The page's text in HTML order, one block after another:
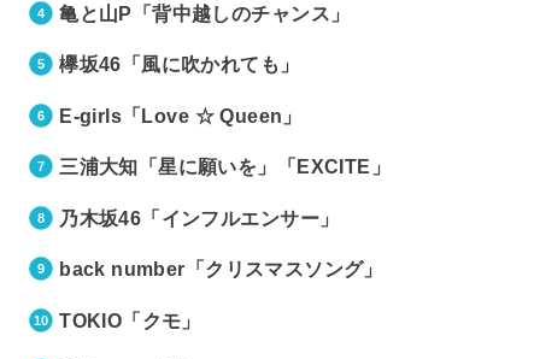
亀と山P「背中越しのチャンス」
欅坂46「風に吹かれても」
E-girls「Love ☆ Queen」
三浦大知「星に願いを」「EXCITE」
乃木坂46「インフルエンサー」
back number「クリスマスソング」
TOKIO「クモ」